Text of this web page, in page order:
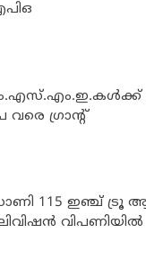
വരെ ഗ്രാന്റ്
115 ഇഞ്ച് ട്രൂ
വിപണിയിൽ